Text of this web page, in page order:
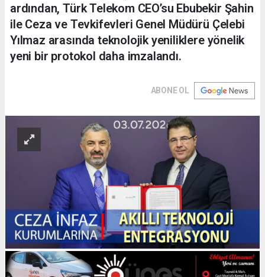
ardından, Türk Telekom CEO’su Ebubekir Şahin
ile Ceza ve Tevkifevleri Genel Müdürü Çelebi
Yılmaz arasında teknolojik yeniliklere yönelik
yeni bir protokol daha imzalandı.
ABONE OL